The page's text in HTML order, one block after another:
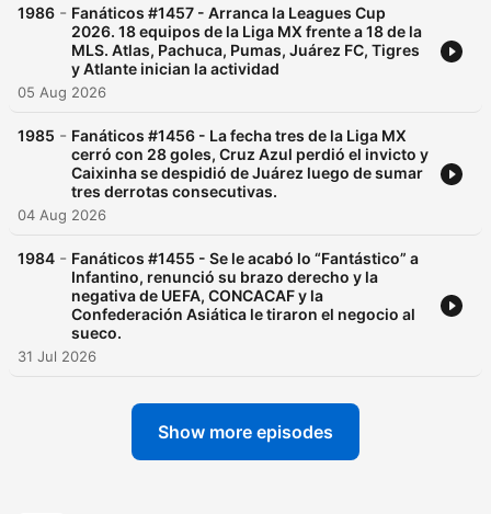
1986 - Fanáticos #1457 - Arranca la Leagues Cup
2026. 18 equipos de la Liga MX frente a 18 de la
MLS. Atlas, Pachuca, Pumas, Juárez FC, Tigres
y Atlante inician la actividad
05 Aug 2026
1985 - Fanáticos #1456 - La fecha tres de la Liga MX
cerró con 28 goles, Cruz Azul perdió el invicto y
Caixinha se despidió de Juárez luego de sumar
tres derrotas consecutivas.
04 Aug 2026
1984 - Fanáticos #1455 - Se le acabó lo “Fantástico” a
Infantino, renunció su brazo derecho y la
negativa de UEFA, CONCACAF y la
Confederación Asiática le tiraron el negocio al
sueco.
31 Jul 2026
Show more episodes